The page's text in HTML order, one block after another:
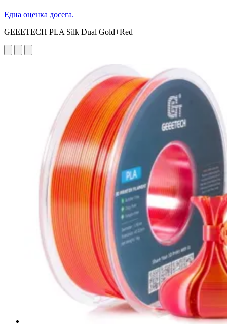
Една оценка досега.
GEEETECH PLA Silk Dual Gold+Red